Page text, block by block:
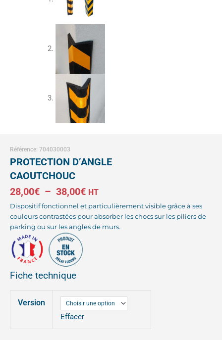
Référence: 704030003
PROTECTION D’ANGLE
CAOUTCHOUC
28,00€ – 38,00€Plage
de
prix :
HT
Dispositif fonctionnel et particulièrement visible grâce à ses
couleurs contrastées pour absorber les chocs sur les piliers de
parking ou sur les angles de murs.
Fiche technique
Version
Effacer
de